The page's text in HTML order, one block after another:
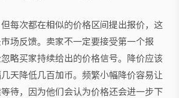
每次都在相似的价格区间提出报价，这
场反馈。卖家不一定要接受第一个报
略买家持续给出的价格信号。降价应该
天降低几百加币。频繁小幅降价容易让
待，因为他们会认为价格还会进一步下